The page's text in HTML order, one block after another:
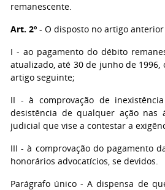
remanescente.
Art. 2º - O disposto no artigo
I - ao pagamento do débito
atualizado, até 30 de junho de 1996,
artigo seguinte;
II - à comprovação de
desistência de qualquer ação nas
judicial que vise a contestar a
III - à comprovação do pagamento
honorários advocatícios, se devidos.
Parágrafo único - A dispensa de